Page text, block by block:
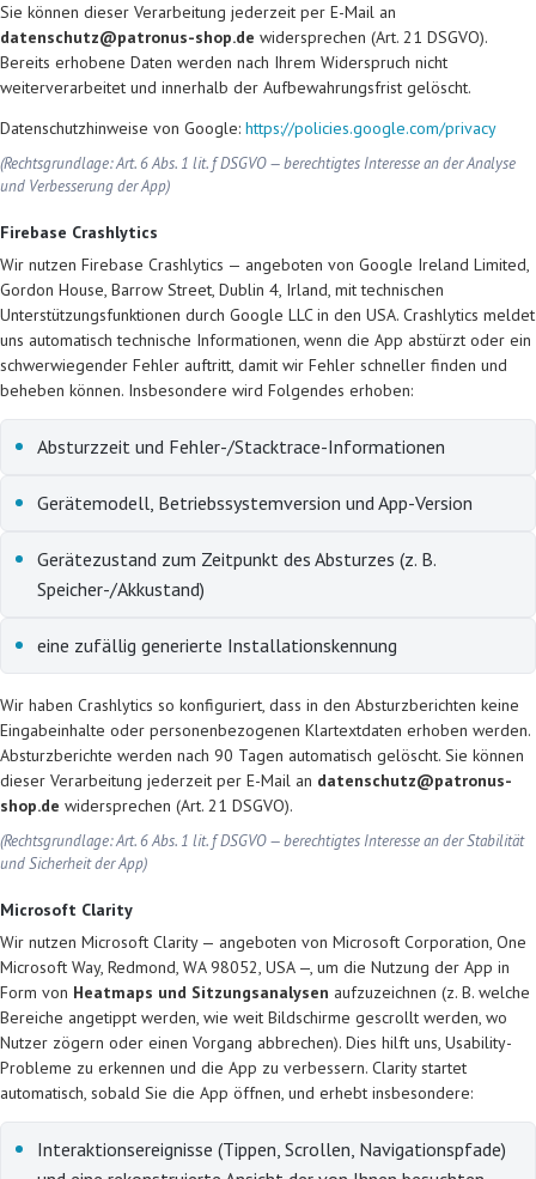
Sie können dieser Verarbeitung jederzeit per E-Mail an
datenschutz@patronus-shop.de widersprechen (Art. 21 DSGVO).
Bereits erhobene Daten werden nach Ihrem Widerspruch nicht
weiterverarbeitet und innerhalb der Aufbewahrungsfrist gelöscht.
Datenschutzhinweise von Google: https://policies.google.com/privacy
(Rechtsgrundlage: Art. 6 Abs. 1 lit. f DSGVO — berechtigtes Interesse an der Analyse
und Verbesserung der App)
Firebase Crashlytics
Wir nutzen Firebase Crashlytics — angeboten von Google Ireland Limited,
Gordon House, Barrow Street, Dublin 4, Irland, mit technischen
Unterstützungsfunktionen durch Google LLC in den USA. Crashlytics meldet
uns automatisch technische Informationen, wenn die App abstürzt oder ein
schwerwiegender Fehler auftritt, damit wir Fehler schneller finden und
beheben können. Insbesondere wird Folgendes erhoben:
Absturzzeit und Fehler-/Stacktrace-Informationen
Gerätemodell, Betriebssystemversion und App-Version
Gerätezustand zum Zeitpunkt des Absturzes (z. B.
Speicher-/Akkustand)
eine zufällig generierte Installationskennung
Wir haben Crashlytics so konfiguriert, dass in den Absturzberichten keine
Eingabeinhalte oder personenbezogenen Klartextdaten erhoben werden.
Absturzberichte werden nach 90 Tagen automatisch gelöscht. Sie können
dieser Verarbeitung jederzeit per E-Mail an datenschutz@patronus-
shop.de widersprechen (Art. 21 DSGVO).
(Rechtsgrundlage: Art. 6 Abs. 1 lit. f DSGVO — berechtigtes Interesse an der Stabilität
und Sicherheit der App)
Microsoft Clarity
Wir nutzen Microsoft Clarity — angeboten von Microsoft Corporation, One
Microsoft Way, Redmond, WA 98052, USA —, um die Nutzung der App in
Form von Heatmaps und Sitzungsanalysen aufzuzeichnen (z. B. welche
Bereiche angetippt werden, wie weit Bildschirme gescrollt werden, wo
Nutzer zögern oder einen Vorgang abbrechen). Dies hilft uns, Usability-
Probleme zu erkennen und die App zu verbessern. Clarity startet
automatisch, sobald Sie die App öffnen, und erhebt insbesondere:
Interaktionsereignisse (Tippen, Scrollen, Navigationspfade)